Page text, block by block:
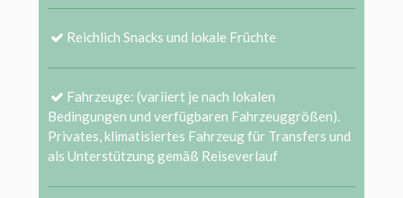
Reichlich Snacks und lokale Früchte
Fahrzeuge: (variiert je nach lokalen
Bedingungen und verfügbaren Fahrzeuggrößen).
Privates, klimatisiertes Fahrzeug für Transfers und
als Unterstützung gemäß Reiseverlauf